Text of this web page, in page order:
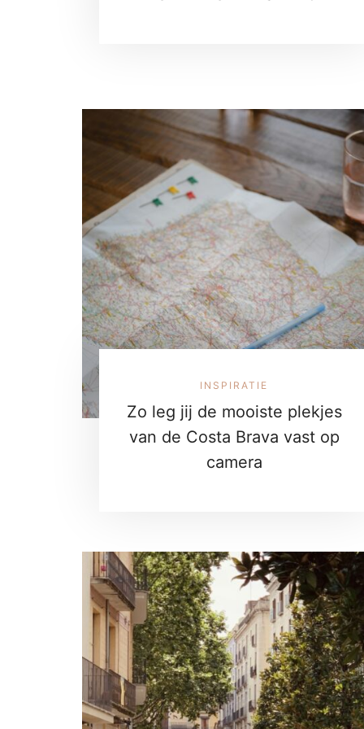
INSPIRATIE
Zo leg jij de mooiste plekjes
van de Costa Brava vast op
camera